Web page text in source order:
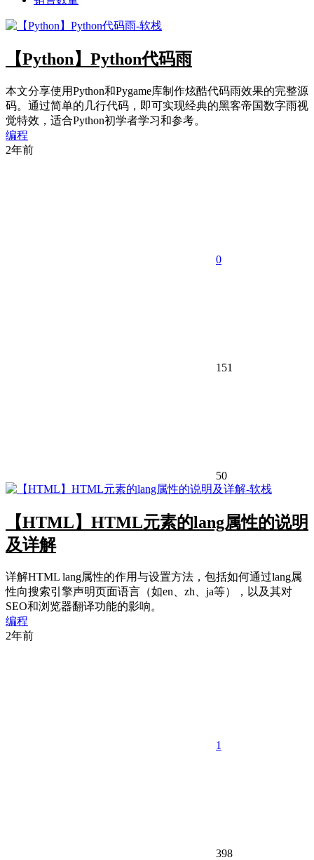
【Python】Python代码雨
本文分享使用Python和Pygame库制作炫酷代码雨效果的完整源
码。通过简单的几行代码，即可实现经典的黑客帝国数字雨视
觉特效，适合Python初学者学习和参考。
编程
2年前
0
151
50
【HTML】HTML元素的lang属性的说明
及详解
详解HTML lang属性的作用与设置方法，包括如何通过lang属
性向搜索引擎声明页面语言（如en、zh、ja等），以及其对
SEO和浏览器翻译功能的影响。
编程
2年前
1
398